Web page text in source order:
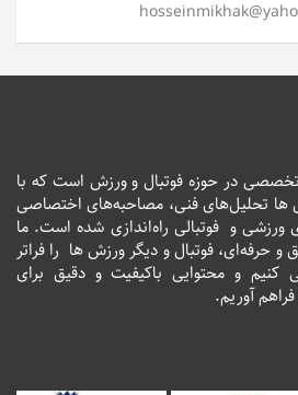
تخصصی در حوزه فوتبال و ورزش است که با
ها تحلیل‌های فنی، مصاحبه‌های اختصاصی
و فوتبالی راه‌اندازی شده است. ما
حرفه‌ای، فوتبال و دیگر ورزش ها را فراتر
و محتوایی باکیفیت و دقیق برای
آوریم.